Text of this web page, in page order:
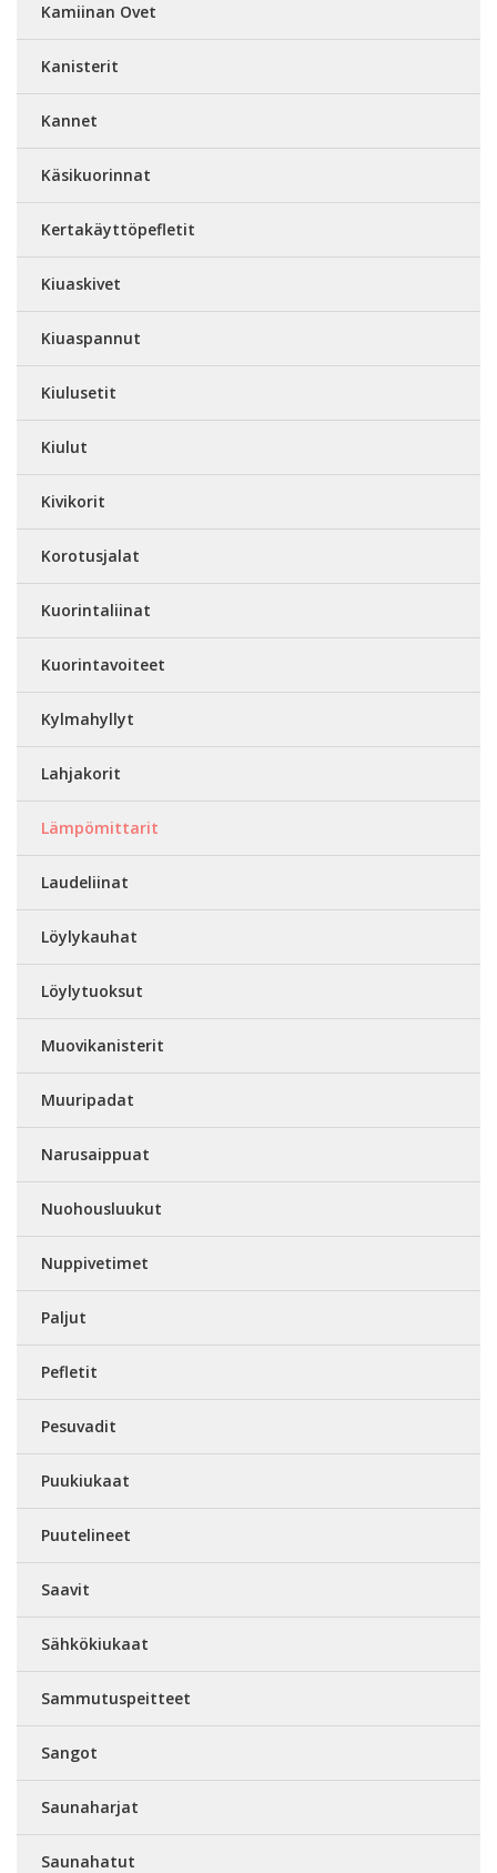
Kamiinan Ovet
Kanisterit
Kannet
Käsikuorinnat
Kertakäyttöpefletit
Kiuaskivet
Kiuaspannut
Kiulusetit
Kiulut
Kivikorit
Korotusjalat
Kuorintaliinat
Kuorintavoiteet
Kylmahyllyt
Lahjakorit
Lämpömittarit
Laudeliinat
Löylykauhat
Löylytuoksut
Muovikanisterit
Muuripadat
Narusaippuat
Nuohousluukut
Nuppivetimet
Paljut
Pefletit
Pesuvadit
Puukiukaat
Puutelineet
Saavit
Sähkökiukaat
Sammutuspeitteet
Sangot
Saunaharjat
Saunahatut